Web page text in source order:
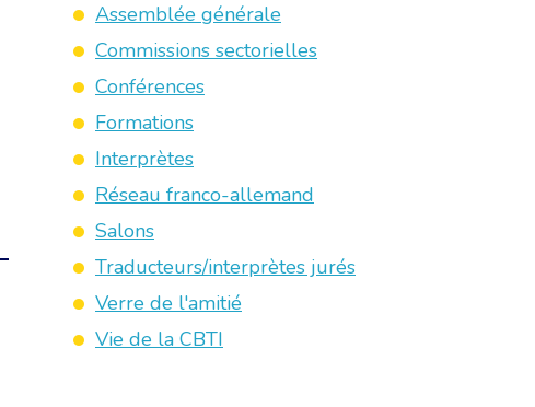
Assemblée générale
Commissions sectorielles
Conférences
Formations
Interprètes
Réseau franco-allemand
Salons
Traducteurs/interprètes jurés
Verre de l'amitié
Vie de la CBTI